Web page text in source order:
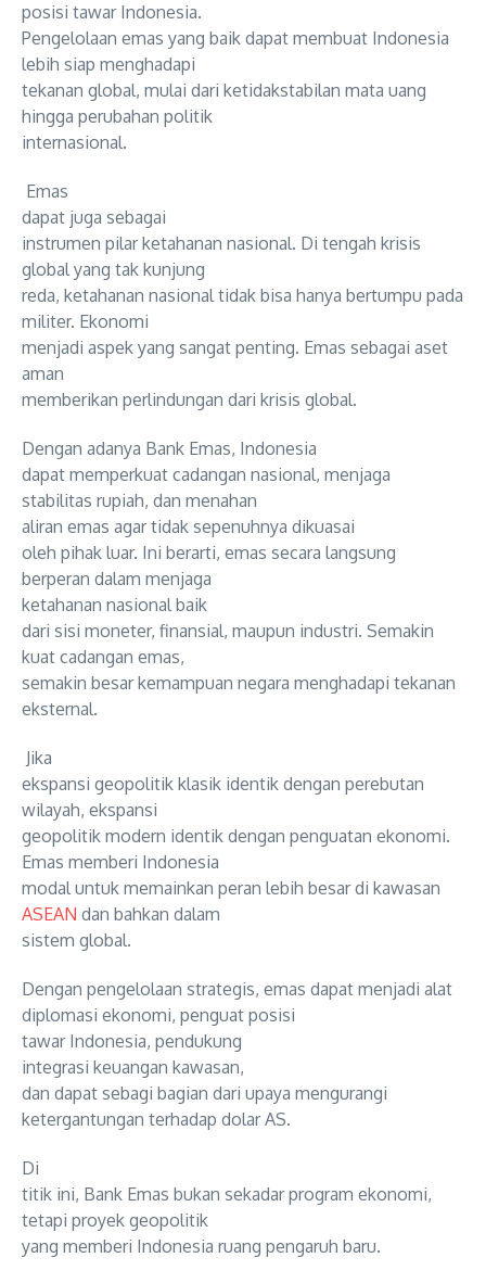
posisi tawar Indonesia.
Pengelolaan emas yang baik dapat membuat Indonesia
lebih siap menghadapi
tekanan global, mulai dari ketidakstabilan mata uang
hingga perubahan politik
internasional.
Emas
dapat juga sebagai
instrumen pilar ketahanan nasional. Di tengah krisis
global yang tak kunjung
reda, ketahanan nasional tidak bisa hanya bertumpu pada
militer. Ekonomi
menjadi aspek yang sangat penting. Emas sebagai aset
aman
memberikan perlindungan dari krisis global.
Dengan adanya Bank Emas, Indonesia
dapat memperkuat cadangan nasional, menjaga
stabilitas rupiah, dan menahan
aliran emas agar tidak sepenuhnya dikuasai
oleh pihak luar. Ini berarti, emas secara langsung
berperan dalam menjaga
ketahanan nasionalbaik
dari sisi moneter, finansial, maupun industri. Semakin
kuat cadangan emas,
semakin besar kemampuan negara menghadapi tekanan
eksternal.
Jika
ekspansi geopolitik klasik identik dengan perebutan
wilayah, ekspansi
geopolitik modern identik dengan penguatan ekonomi.
Emas memberi Indonesia
modal untuk memainkan peran lebih besar di kawasan
ASEAN dan bahkan dalam
sistem global.
Dengan pengelolaan strategis, emas dapat menjadi alat
diplomasi ekonomi, penguat posisi
tawar Indonesia, pendukung
integrasi keuangan kawasan,
dan dapat sebagi bagian dari upaya mengurangi
ketergantungan terhadap dolar AS.
Di
titik ini, Bank Emas bukan sekadar program ekonomi,
tetapi proyek geopolitik
yang memberi Indonesia ruang pengaruh baru.